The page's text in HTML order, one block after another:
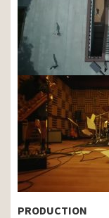
PRODUCTION